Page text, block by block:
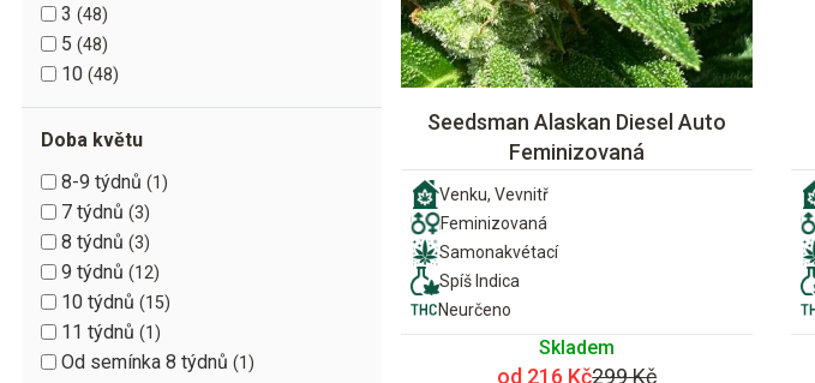
3 48
5 48
10 48
Doba květu
8-9 týdnů
1
7 týdnů 3
8 týdnů 3
9 týdnů 12
10 týdnů 15
11 týdnů 1
Od semínka 8 týdnů 1
Seedsman Alaskan Diesel Auto
Feminizovaná
Venku, Vevnitř
Feminizovaná
Samonakvétací
Spíš Indica
Neurčeno
Skladem
od 216 Kč299 Kč